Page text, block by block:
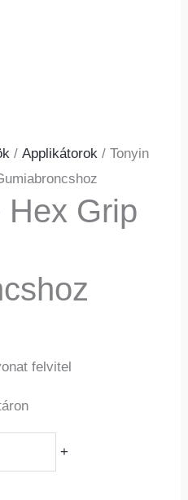
/Applikátorok / Tonyin
Hex Grip
felvitel
+